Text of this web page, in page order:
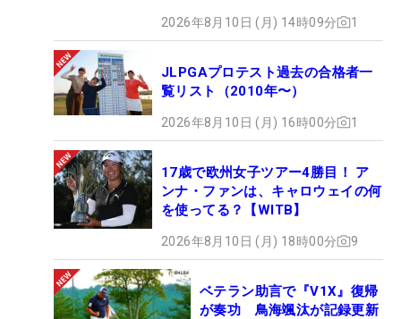
2026年8月10日 (月) 14時09分 1
JLPGAプロテスト過去の合格者一
覧リスト（2010年〜）
2026年8月10日 (月) 16時00分 1
17歳で欧州女子ツアー4勝目！ ア
ンナ・ファンは、キャロウェイの何
を使ってる？【WITB】
2026年8月10日 (月) 18時00分 9
ベテラン助言で『V1X』復帰
が奏功 鳥海颯汰が記録更新